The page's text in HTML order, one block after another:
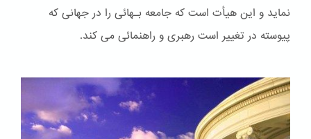
نماید و این هیأت است که جامعه بـهائی را در جهانی که
پیوسته در تغییر است رهبری و راهنمائی می کند.